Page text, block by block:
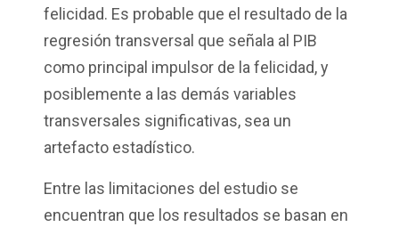
felicidad. Es probable que el resultado de la
regresión transversal que señala al PIB
como principal impulsor de la felicidad, y
posiblemente a las demás variables
transversales significativas, sea un
artefacto estadístico.
Entre las limitaciones del estudio se
encuentran que los resultados se basan en